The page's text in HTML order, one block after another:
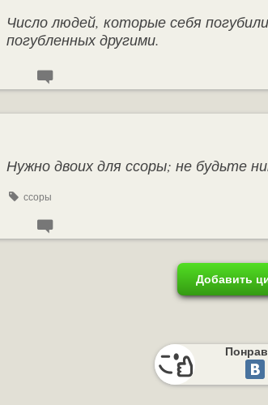
Число людей, которые себя
погубленных другими.
Нужно двоих для ссоры; не будьте
ссоры
Добавить